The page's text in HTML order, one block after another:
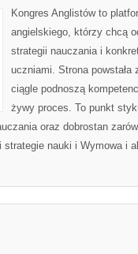
Kongres Anglistów to
angielskiego, którzy chcą
strategii nauczania i
uczniami. Strona
ciągle podnoszą
żywy proces. To punkt
oraz dobrostan
nauki i Wymowa i